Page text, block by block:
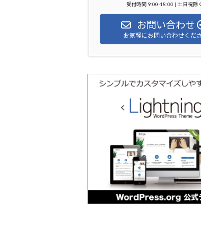
受付時間 9:00-18:00 [ 土日祝除
お問い合わせ
お気軽にお問い合わせくだ